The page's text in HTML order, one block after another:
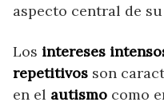
aspecto central de
Los intereses
repetitivos son
en el autismo como